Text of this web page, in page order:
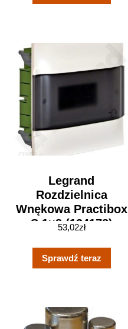
Legrand
Rozdzielnica
Wnękowa Practibox
S 1×8 (134178)
53,02zł
Sprawdź teraz